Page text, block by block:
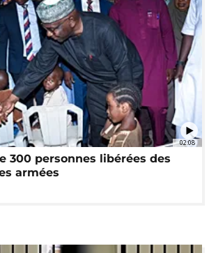
02:08
300 personnes libérées des
armées